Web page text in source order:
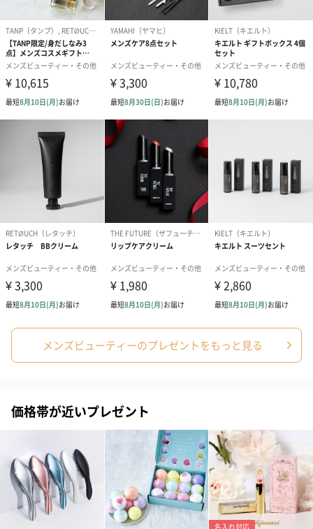
結婚祝い（御結婚御
祝）（110円）
祝）（110円）
結婚祝いちょい足しギフト
結婚祝いギフトへの＋αにおすすめです。新生活を彩るギフトオプ
ションをご用意いたしました。
商品と同梱してお届けいたします。
（1,122円）
（1,122円）
生花
生花のブーケを同梱します。
※9-15時にご注文いただく場合、最短のお届け可能日が通常より
も1日遅くなります。
メンズビューティーのプレゼントをもっと見る
価格帯が近いプレゼント